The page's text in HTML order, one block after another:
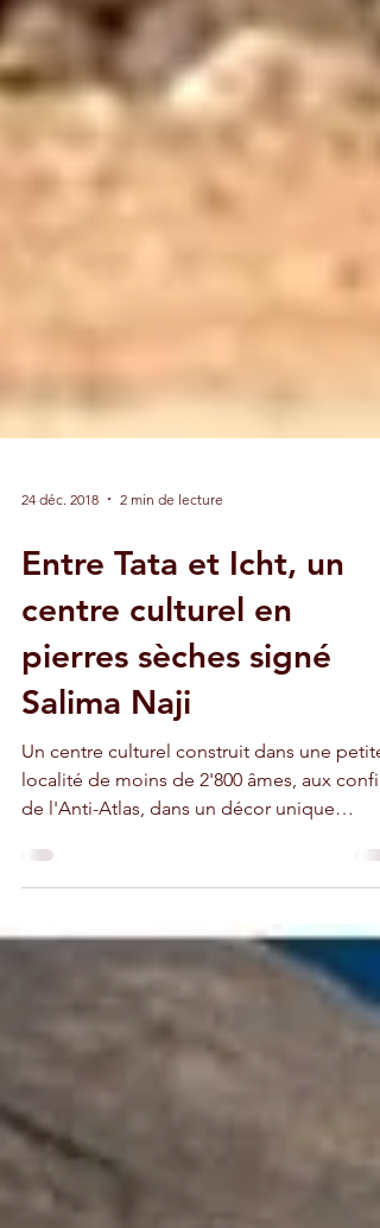
24 déc. 2018 2 min de lecture
Entre Tata et Icht, un
centre culturel en
pierres sèches signé
Salima Naji
​Un centre culturel construit dans une petite
localité de moins de 2'800 âmes, aux
d'oasis.